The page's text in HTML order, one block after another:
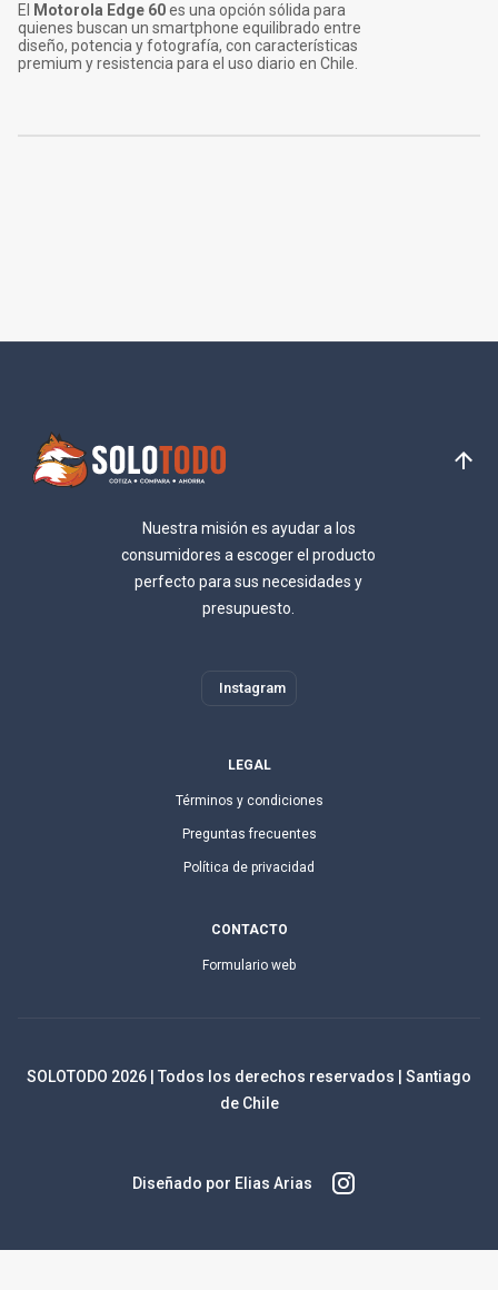
El Motorola Edge 60es una opción sólida para
quienes buscan un smartphone equilibrado entre
diseño, potencia y fotografía, con características
premium y resistencia para el uso diario en Chile.
Nuestra misión es ayudar a los
consumidores a escoger el producto
perfecto para sus necesidades y
presupuesto.
Instagram
LEGAL
Términos y condiciones
Preguntas frecuentes
Política de privacidad
CONTACTO
Formulario web
SOLOTODO 2026 | Todos los derechos reservados | Santiago
de Chile
Diseñado por Elias Arias